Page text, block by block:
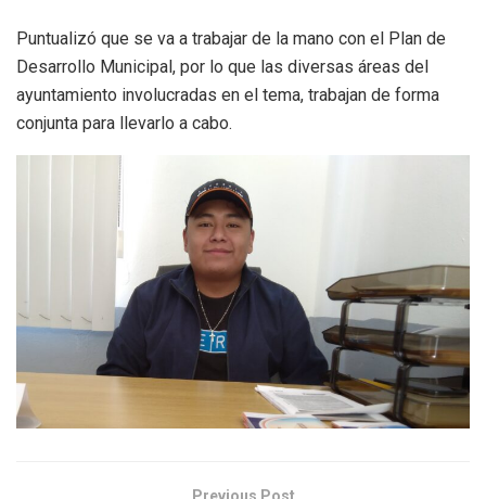
Puntualizó que se va a trabajar de la mano con el Plan de
Desarrollo Municipal, por lo que las diversas áreas del
ayuntamiento involucradas en el tema, trabajan de forma
conjunta para llevarlo a cabo.